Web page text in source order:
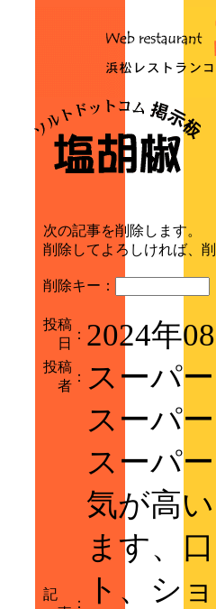
次の記事を削除します。
削除してよろしければ、
削除キー：
投稿
日
： 2024年
投稿
者
： スーパ
記
：
スーパ
スーパ
気が高
ます、
ト、シ